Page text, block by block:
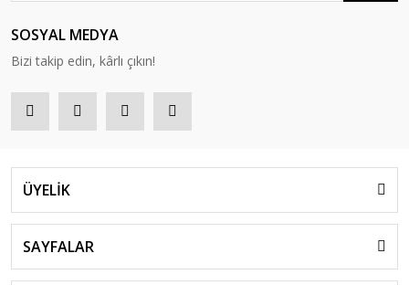
SOSYAL MEDYA
Bizi takip edin, kârlı çıkın!
ÜYELİK
SAYFALAR